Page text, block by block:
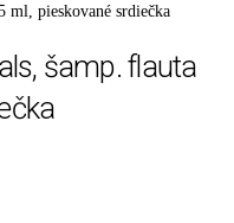
ml, pieskované srdiečka
šamp. flauta